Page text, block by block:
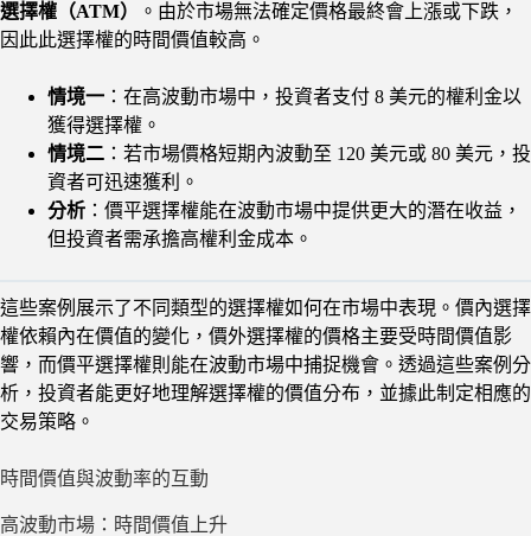
選擇權（ATM）
。由於市場無法確定價格最終會上漲或下跌，
因此此選擇權的時間價值較高。
情境一 ：在高波動市場中，投資者支付 8 美元的權利金以
獲得選擇權。
情境二 ：若市場價格短期內波動至 120 美元或 80 美元，投
資者可迅速獲利。
分析 ：價平選擇權能在波動市場中提供更大的潛在收益，
但投資者需承擔高權利金成本。
這些案例展示了不同類型的選擇權如何在市場中表現。價內選擇
權依賴內在價值的變化，價外選擇權的價格主要受時間價值影
響，而價平選擇權則能在波動市場中捕捉機會。透過這些案例分
析，投資者能更好地理解選擇權的價值分布，並據此制定相應的
交易策略。
時間價值與波動率的互動
高波動市場：時間價值上升